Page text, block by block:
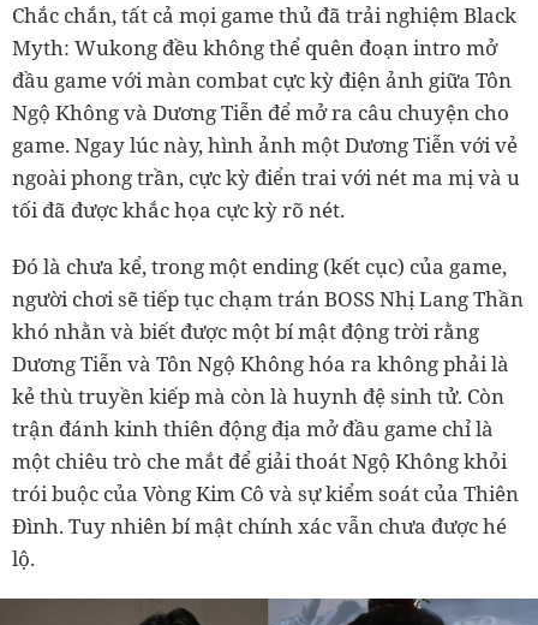
Chắc chắn, tất cả mọi game thủ đã trải nghiệm Black
Myth: Wukong đều không thể quên đoạn intro mở
đầu game với màn combat cực kỳ điện ảnh giữa Tôn
Ngộ Không và Dương Tiễn để mở ra câu chuyện cho
game. Ngay lúc này, hình ảnh một Dương Tiễn với vẻ
ngoài phong trần, cực kỳ điển trai với nét ma mị và u
tối đã được khắc họa cực kỳ rõ nét.
Đó là chưa kể, trong một ending (kết cục) của game,
người chơi sẽ tiếp tục chạm trán BOSS Nhị Lang Thần
khó nhằn và biết được một bí mật động trời rằng
Dương Tiễn và Tôn Ngộ Không hóa ra không phải là
kẻ thù truyền kiếp mà còn là huynh đệ sinh tử. Còn
trận đánh kinh thiên động địa mở đầu game chỉ là
một chiêu trò che mắt để giải thoát Ngộ Không khỏi
trói buộc của Vòng Kim Cô và sự kiểm soát của Thiên
Đình. Tuy nhiên bí mật chính xác vẫn chưa được hé
lộ.